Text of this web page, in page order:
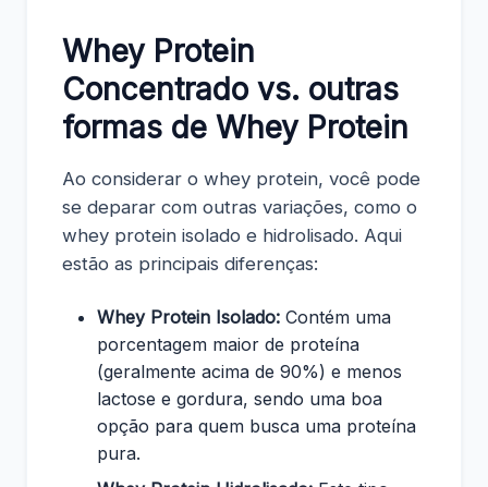
Whey Protein
Concentrado vs. outras
formas de Whey Protein
Ao considerar o whey protein, você pode
se deparar com outras variações, como o
whey protein isolado e hidrolisado. Aqui
estão as principais diferenças:
Whey Protein Isolado: Contém uma
porcentagem maior de proteína
(geralmente acima de 90%) e menos
lactose e gordura, sendo uma boa
opção para quem busca uma proteína
pura.